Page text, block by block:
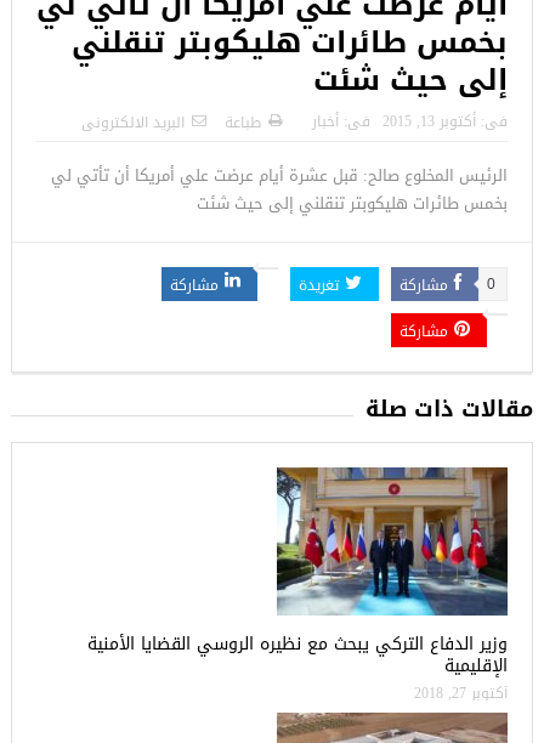
بخمس طائرات هليكوبتر تنقلني
إلى حيث شئت
فى: أكتوبر 13, 2015 فى: أخبار طباعة البريد الالكترونى
الرئيس المخلوع صالح: قبل عشرة أيام عرضت علي أمريكا أن تأتي لي
بخمس طائرات هليكوبتر تنقلني إلى حيث شئت
مشاركة 0 تغريدة
مشاركة
مشاركة
مقالات ذات صلة
وزير الدفاع التركي يبحث مع نظيره الروسي القضايا الأمنية
الإقليمية
أكتوبر 27, 2018